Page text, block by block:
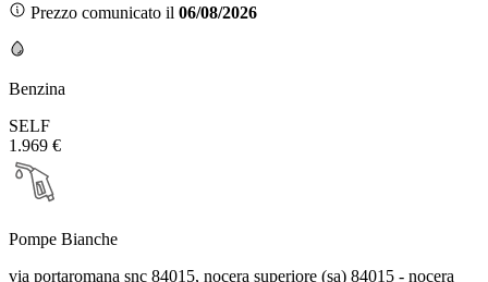
Prezzo comunicato il 06/08/2026
Benzina
SELF
1.969 €
Pompe Bianche
via portaromana snc 84015, nocera superiore (sa) 84015 - nocera